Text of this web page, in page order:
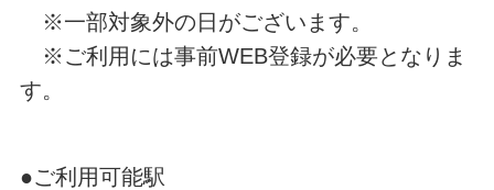
※一部対象外の日がございます。
※ご利用には事前WEB登録が必要となりま
す。
●ご利用可能駅